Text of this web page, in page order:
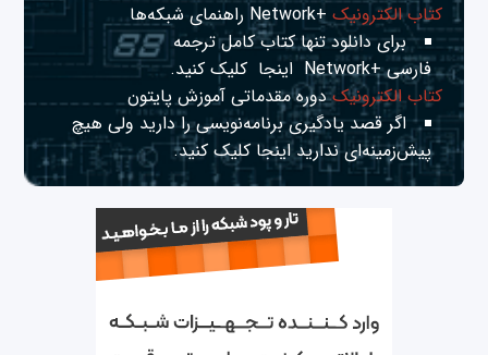
کتاب الکترونیک+Network راهنمای شبکه‌ها
برای دانلود تنها کتاب کامل ترجمه
فارسی +Network
اینجا کلیک کنید.
کتاب الکترونیکدوره مقدماتی آموزش پایتون
اگر قصد یادگیری برنامه‌نویسی را دارید ولی هیچ
پیش‌زمینه‌ای نداریداینجا کلیک کنید.